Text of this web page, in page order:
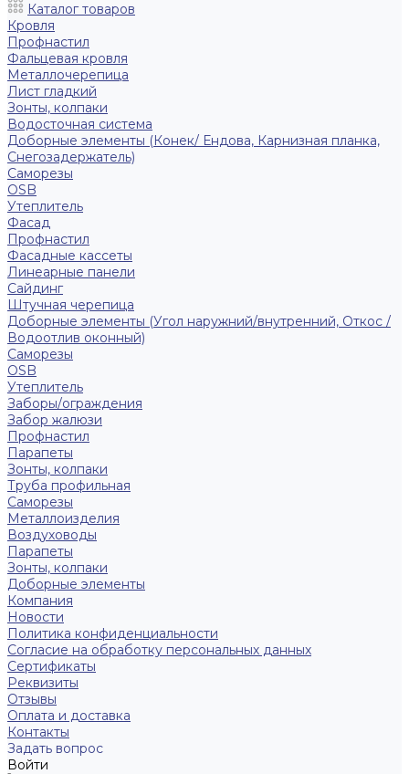
Каталог товаров
Кровля
Профнастил
Фальцевая кровля
Металлочерепица
Лист гладкий
Зонты, колпаки
Водосточная система
Доборные элементы (Конек/ Ендова, Карнизная планка,
Снегозадержатель)
Саморезы
ОSB
Утеплитель
Фасад
Профнастил
Фасадные кассеты
Линеарные панели
Сайдинг
Штучная черепица
Доборные элементы (Угол наружний/внутренний, Откос /
Водоотлив оконный)
Саморезы
OSB
Утеплитель
Заборы/ограждения
Забор жалюзи
Профнастил
Парапеты
Зонты, колпаки
Труба профильная
Саморезы
Металлоизделия
Воздуховоды
Парапеты
Зонты, колпаки
Доборные элементы
Компания
Новости
Политика конфиденциальности
Согласие на обработку персональных данных
Сертификаты
Реквизиты
Отзывы
Оплата и доставка
Контакты
Задать вопрос
Войти